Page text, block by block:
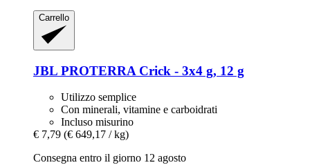
Carrello
JBL PROTERRA Crick -​ 3x4 g, 12 g
Utilizzo semplice
Con minerali, vitamine e carboidrati
Incluso misurino
€ 7,79 (€ 649,17 / kg)
Consegna entro il giorno 12 agosto